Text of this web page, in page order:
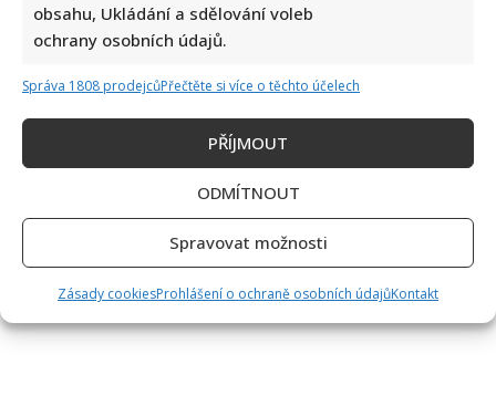
obsahu, Ukládání a sdělování voleb
ochrany osobních údajů.
Správa 1808 prodejcůPřečtěte si více o těchto účelech
PŘÍJMOUT
ODMÍTNOUT
Spravovat možnosti
Zásady cookiesProhlášení o ochraně osobních údajůKontakt